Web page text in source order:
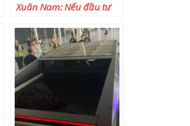
Xuân Nam: Nếu đầu tư
đau đầu thì bạn đang
“yêu” sai cổ phiếu, hoặc
cách đầu tư chưa đúng!